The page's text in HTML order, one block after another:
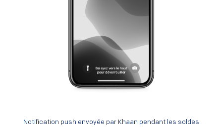
Notification push envoyée par Khaan pendant les soldes